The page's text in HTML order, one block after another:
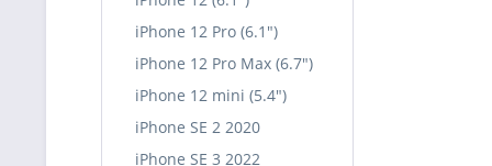
iPhone 12 Pro (6.1")
iPhone 12 Pro Max (6.7")
iPhone 12 mini (5.4")
iPhone SE 2 2020
iPhone SE 3 2022